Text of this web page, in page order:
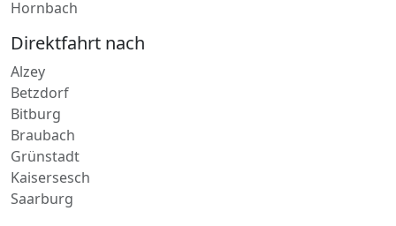
Hornbach
Direktfahrt nach
Alzey
Betzdorf
Bitburg
Braubach
Grünstadt
Kaisersesch
Saarburg